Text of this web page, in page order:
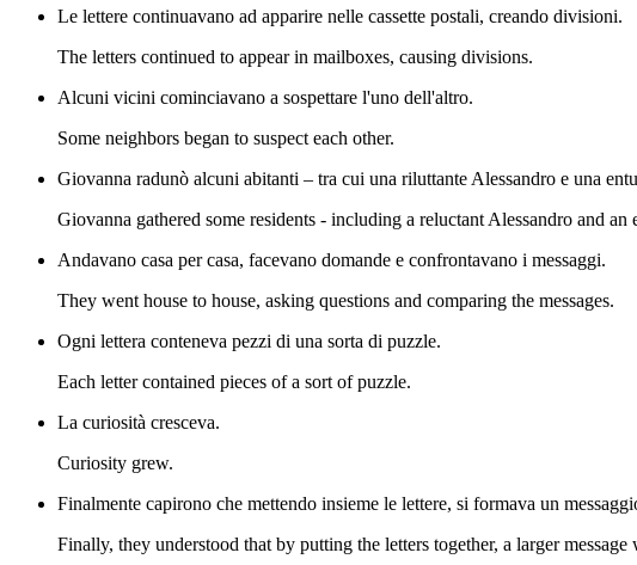
Le lettere continuavano ad apparire nelle cassette postali, creando divisioni.
The letters continued to appear in mailboxes, causing divisions.
Alcuni vicini cominciavano a sospettare l'uno dell'altro.
Some neighbors began to suspect each other.
Giovanna radunò alcuni abitanti – tra cui una riluttante Alessandro e una
Giovanna gathered some residents - including a reluctant Alessandro and
Andavano casa per casa, facevano domande e confrontavano i messaggi.
They went house to house, asking questions and comparing the messages.
Ogni lettera conteneva pezzi di una sorta di puzzle.
Each letter contained pieces of a sort of puzzle.
La curiosità cresceva.
Curiosity grew.
Finalmente capirono che mettendo insieme le lettere, si formava un
Finally, they understood that by putting the letters together, a larger message